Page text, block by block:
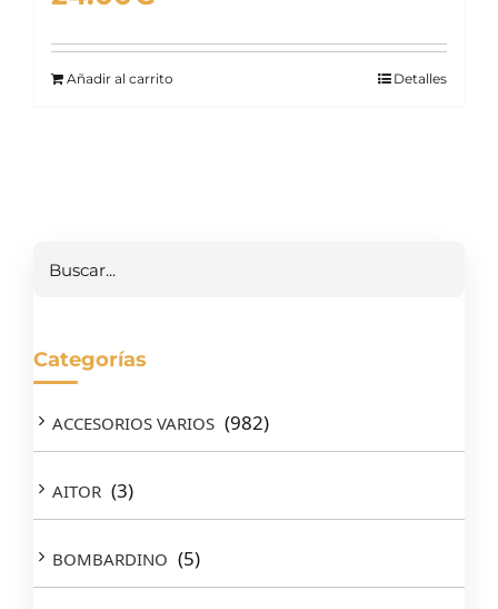
Añadir al carrito Detalles
Categorías
ACCESORIOS VARIOS (982)
AITOR (3)
BOMBARDINO (5)